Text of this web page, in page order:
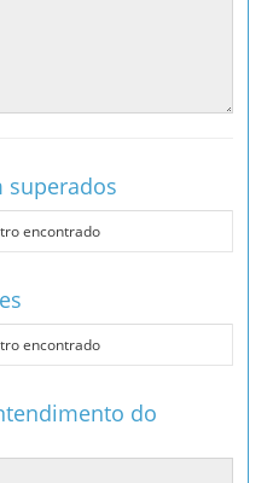
encontrado
encontrado
do